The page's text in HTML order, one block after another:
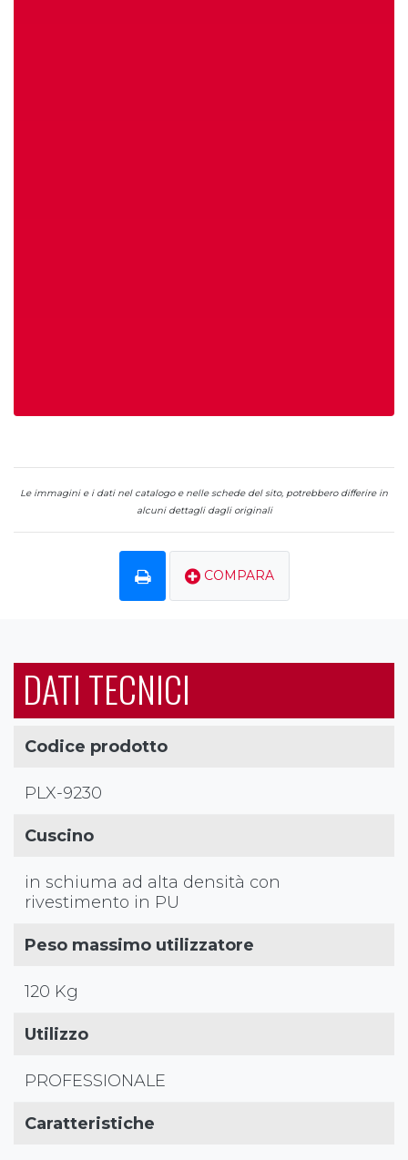
Le immagini e i dati nel catalogo e nelle schede del sito, potrebbero differire in
alcuni dettagli dagli originali
COMPARA
DATI TECNICI
Codice prodotto
PLX-9230
Cuscino
in schiuma ad alta densità con
rivestimento in PU
Peso massimo utilizzatore
120 Kg
Utilizzo
PROFESSIONALE
Caratteristiche